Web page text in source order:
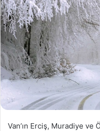
Van’ın Erciş, Muradiye